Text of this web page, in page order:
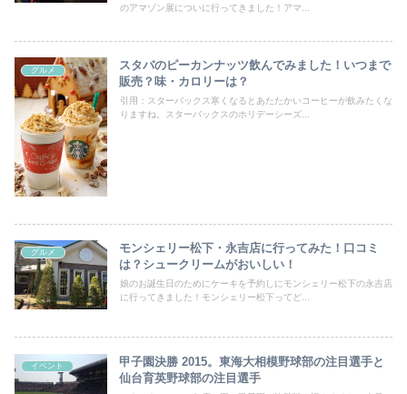
のアマゾン展についに行ってきました！アマ...
グルメ
スタバのピーカンナッツ飲んでみました！いつまで
販売？味・カロリーは？
引用：スターバックス寒くなるとあたたかいコーヒーが飲みたくな
りますね。スターバックスのホリデーシーズ...
グルメ
モンシェリー松下・永吉店に行ってみた！口コミ
は？シュークリームがおいしい！
娘のお誕生日のためにケーキを予約しにモンシェリー松下の永吉店
に行ってきました！モンシェリー松下ってど...
イベント
甲子園決勝 2015。東海大相模野球部の注目選手と
仙台育英野球部の注目選手